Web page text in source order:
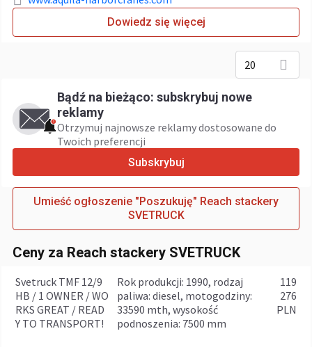
Dowiedz się więcej
20
Bądź na bieżąco: subskrybuj nowe
reklamy
Otrzymuj najnowsze reklamy dostosowane do
Twoich preferencji
Subskrybuj
Umieść ogłoszenie "Poszukuję" Reach stackery
SVETRUCK
Ceny za Reach stackery SVETRUCK
Svetruck TMF 12/9
HB / 1 OWNER / WO
RKS GREAT / READ
Y TO TRANSPORT!
rok produkcji: 1990, rodzaj
paliwa: diesel, motogodziny:
33590 mth, wysokość
podnoszenia: 7500 mm
119
276
PLN